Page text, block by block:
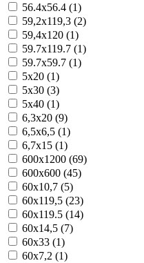
56.4x56.4 (1)
59,2x119,3 (2)
59,4x120 (1)
59.7x119.7 (1)
59.7x59.7 (1)
5x20 (1)
5x30 (3)
5x40 (1)
6,3x20 (9)
6,5x6,5 (1)
6,7x15 (1)
600x1200 (69)
600x600 (45)
60x10,7 (5)
60x119,5 (23)
60x119.5 (14)
60x14,5 (7)
60x33 (1)
60x7,2 (1)